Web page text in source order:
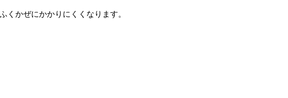
くかぜにかかりにくくなります。